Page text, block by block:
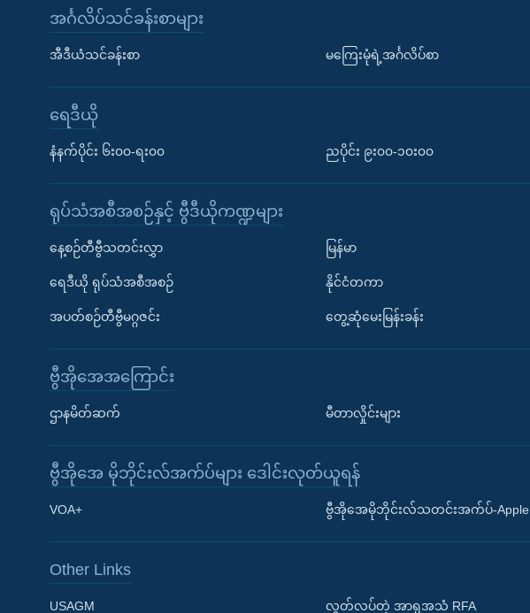
Learning English
အင်္ဂလိပ်သင်ခန်းစာများ
အီဒီယံသင်ခန်းစာ မကြေးမုံရဲ့အင်္ဂလိပ်စာ
ရေဒီယို
နံနက်ပိုင်း ၆း၀၀-ရး၀၀ ညပိုင်း ၉း၀၀-၁၀း၀၀
ရုပ်သံအစီအစဉ်နှင့် ဗွီဒီယိုကဏ္ဍများ
နေ့စဉ်တီဗွီသတင်းလွှာ
ရေဒီယို ရုပ်သံအစီအစဉ်
အပတ်စဉ်တီဗွီမဂ္ဂဇင်း
မြန်မာ
နိုင်ငံတကာ
တွေ့ဆုံမေးမြန်းခန်း
ဗွီအိုအေအကြောင်း
ဌာနမိတ်ဆက် မီတာလှိုင်းများ
ဗွီအိုအေ မိုဘိုင်းလ်အက်ပ်များ ဒေါင်းလုတ်ယူရန်
VOA+ ဗွီအိုအေမိုဘိုင်းလ်သတင်းအက်ပ်-Apple
Other Links
USAGM လွတ်လပ်တဲ့ အာရှအသံ RFA